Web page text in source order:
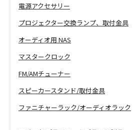
電源アクセサリー
プロジェクター交換ランプ、取付金具
オーディオ用 NAS
マスタークロック
FM/AMチューナー
スピーカースタンド/取付金具
ファニチャーラック/オーディオラック